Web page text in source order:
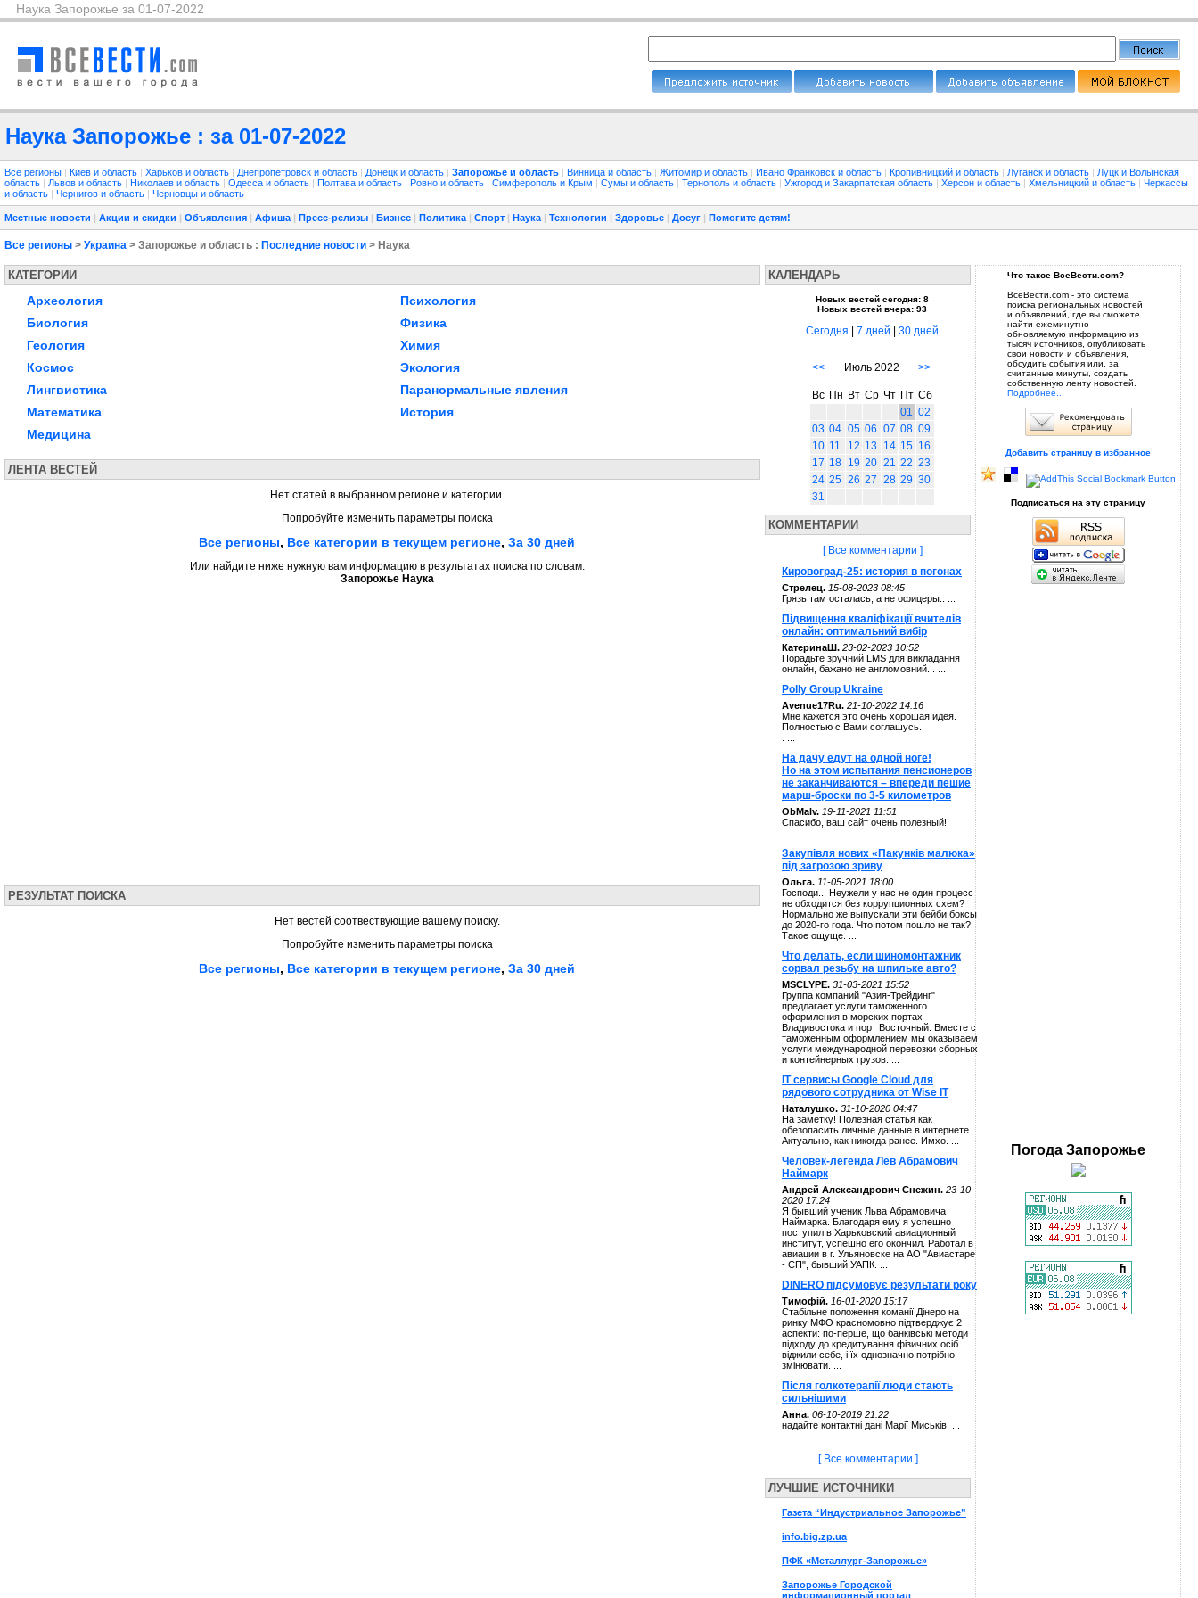
Наука Запорожье за 01-07-2022
Наука Запорожье : за 01-07-2022
Все регионы | Киев и область | Харьков и область | Днепропетровск и область | Донецк и область | Запорожье и область | Винница и область | Житомир и область | Ивано Франковск и область | Кропивницкий и область | Луганск и область | Луцк и Волынская
область | Львов и область | Николаев и область | Одесса и область | Полтава и область | Ровно и область | Симферополь и Крым | Сумы и область | Тернополь и область | Ужгород и Закарпатская область | Херсон и область | Хмельницкий и область | Черкассы
и область | Чернигов и область | Черновцы и область
Местные новости | Акции и скидки | Объявления | Афиша | Пресс-релизы | Бизнес | Политика | Спорт | Наука | Технологии | Здоровье | Досуг | Помогите детям!
Все регионы > Украина > Запорожье и область : Последние новости > Наука
КАТЕГОРИИ
Археология
Биология
Геология
Космос
Лингвистика
Математика
Медицина
Психология
Физика
Химия
Экология
Паранормальные явления
История
ЛЕНТА ВЕСТЕЙ
Нет статей в выбранном регионе и категории.
Попробуйте изменить параметры поиска
Все регионы, Все категории в текущем регионе, За 30 дней
Или найдите ниже нужную вам информацию в результатах поиска по словам:
Запорожье Наука
РЕЗУЛЬТАТ ПОИСКА
Нет вестей соотвествующие вашему поиску.
Попробуйте изменить параметры поиска
Все регионы, Все категории в текущем регионе, За 30 дней
КАЛЕНДАРЬ
Новых вестей сегодня: 8
Новых вестей вчера: 93
Сегодня 7 дней 30 дней
<< Июль 2022 >>
Вс Пн Вт Ср Чт Пт Сб
01 02
03 04 05 06 07 08 09
10 11 12 13 14 15 16
17 18 19 20 21 22 23
24 25 26 27 28 29 30
31
КОММЕНТАРИИ
[ Все комментарии ]
Кировоград-25: история в погонах
Стрелец. 15-08-2023 08:45
Грязь там осталась, а не офицеры.. ...
Підвищення кваліфікації вчителів
онлайн: оптимальний вибір
КатеринаШ. 23-02-2023 10:52
Порадьте зручний LMS для викладання
онлайн, бажано не англомовний. . ...
Polly Group Ukraine
Avenue17Ru. 21-10-2022 14:16
Мне кажется это очень хорошая идея.
Полностью с Вами соглашусь.
На дачу едут на одной ноге!
Но на этом испытания пенсионеров
не заканчиваются – впереди пешие
марш-броски по 3-5 километров
ОbMalv. 19-11-2021 11:51
Спасибо, ваш сайт очень полезный!
Закупівля нових «Пакунків малюка»
під загрозою зриву
Ольга. 11-05-2021 18:00
Господи... Неужели у нас не один процесс
не обходится без коррупционных схем?
Нормально же выпускали эти бейби боксы
до 2020-го года. Что потом пошло не так?
Такое ощуще. ...
Что делать, если шиномонтажник
сорвал резьбу на шпильке авто?
MSCLYPE. 31-03-2021 15:52
Группа компаний "Азия-Трейдинг"
предлагает услуги таможенного
оформления в морских портах
Владивостока и порт Восточный. Вместе с
таможенным оформлением мы оказываем
услуги международной перевозки сборных
и контейнерных грузов. ...
IT сервисы Google Cloud для
рядового сотрудника от Wise IT
Наталушко. 31-10-2020 04:47
На заметку! Полезная статья как
обезопасить личные данные в интернете.
Актуально, как никогда ранее. Имхо. ...
Человек-легенда Лев Абрамович
Наймарк
Андрей Александрович Снежин. 23-10-
2020 17:24
Я бывший ученик Льва Абрамовича
Наймарка. Благодаря ему я успешно
поступил в Харьковский авиационный
институт, успешно его окончил. Работал в
авиации в г. Ульяновске на АО "Авиастаре
- СП", бывший УАПК. ...
DINERO підсумовує результати року
Тимофій. 16-01-2020 15:17
Стабільне положення команії Дінеро на
ринку МФО красномовно підтверджує 2
аспекти: по-перше, що банківські методи
підходу до кредитування фізичних осіб
віджили себе, і їх однозначно потрібно
змінювати. ...
Після голкотерапії люди стають
сильнішими
Анна. 06-10-2019 21:22
надайте контактні дані Марії Миськів. ...
[ Все комментарии ]
ЛУЧШИЕ ИСТОЧНИКИ
Газета “Индустриальное Запорожье”
info.big.zp.ua
ПФК «Металлург-Запорожье»
Запорожье Городской
информационный портал
Что такое ВсеВести.com?
ВсеВести.com - это система
поиска региональных новостей
и объявлений, где вы сможете
найти ежеминутно
обновляемую информацию из
тысяч источников, опубликовать
свои новости и объявления,
обсудить события или, за
считанные минуты, создать
собственную ленту новостей.
Подробнее...
Добавить страницу в избранное
Подписаться на эту страницу
Погода Запорожье